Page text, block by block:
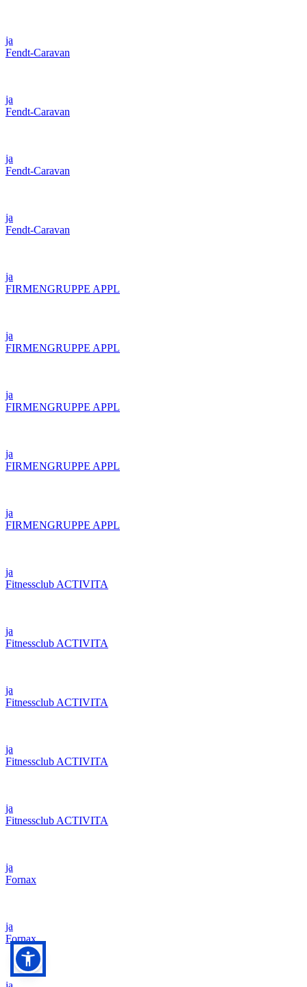
ja
Fendt-Caravan
ja
Fendt-Caravan
ja
Fendt-Caravan
ja
Fendt-Caravan
ja
FIRMENGRUPPE APPL
ja
FIRMENGRUPPE APPL
ja
FIRMENGRUPPE APPL
ja
FIRMENGRUPPE APPL
ja
FIRMENGRUPPE APPL
ja
Fitnessclub ACTIVITA
ja
Fitnessclub ACTIVITA
ja
Fitnessclub ACTIVITA
ja
Fitnessclub ACTIVITA
ja
Fitnessclub ACTIVITA
ja
Fornax
ja
Fornax